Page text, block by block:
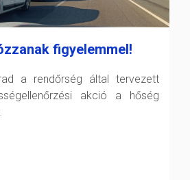
figyelemmel!
a rendőrség által tervezett
akció a hőség